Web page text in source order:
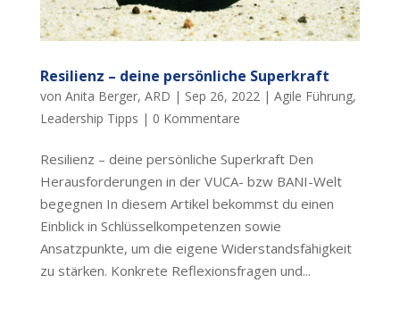
Resilienz – deine persönliche Superkraft
von Anita Berger, ARD | Sep 26, 2022| Agile Führung,
Leadership Tipps | 0 Kommentare
Resilienz – deine persönliche Superkraft Den
Herausforderungen in der VUCA- bzw BANI-Welt
begegnen In diesem Artikel bekommst du einen
Einblick in Schlüsselkompetenzen sowie
Ansatzpunkte, um die eigene Widerstandsfähigkeit
zu stärken. Konkrete Reflexionsfragen und...